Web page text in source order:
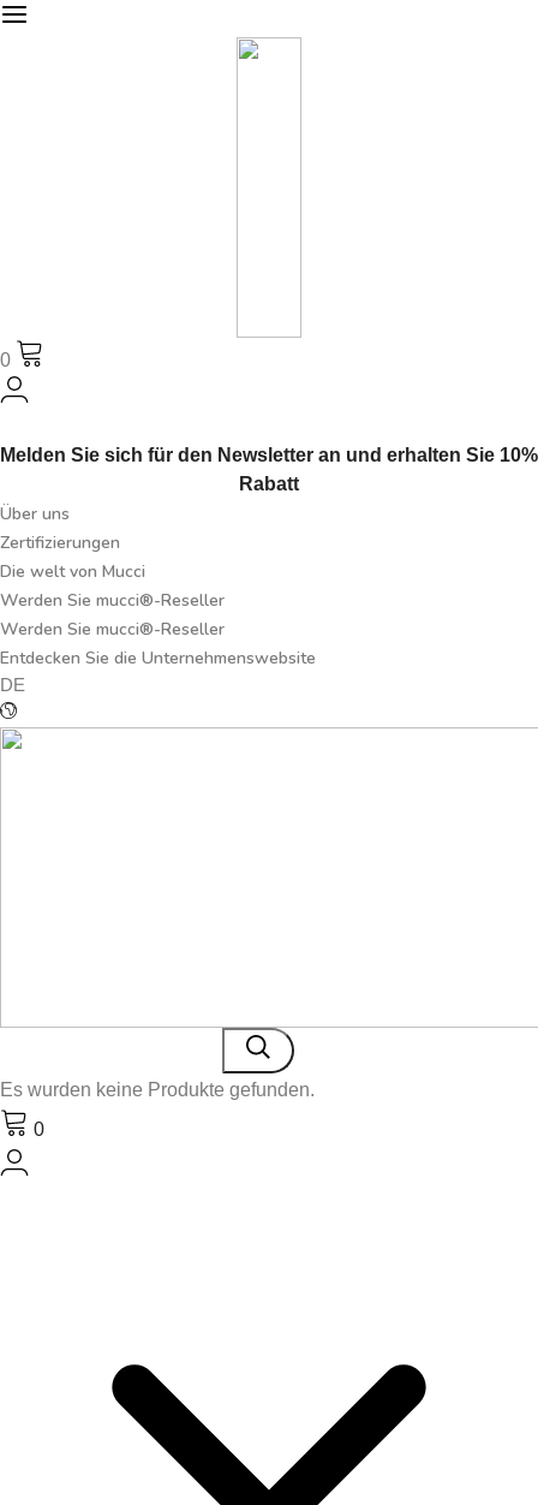
0
Melden Sie sich für den Newsletter an und erhalten Sie 10%
Rabatt
Über uns
Zertifizierungen
Die welt von Mucci
Werden Sie mucci®-Reseller
Werden Sie mucci®-Reseller
Entdecken Sie die Unternehmenswebsite
DE
Es wurden keine Produkte gefunden.
0